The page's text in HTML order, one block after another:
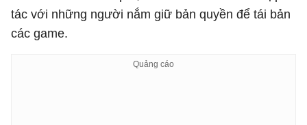
tác với những người nắm giữ bản quyền để tái bản
các game.